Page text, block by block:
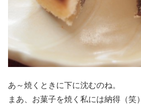
あ～焼くときに下に沈むのね。
まあ、お菓子を焼く私には納得（笑）